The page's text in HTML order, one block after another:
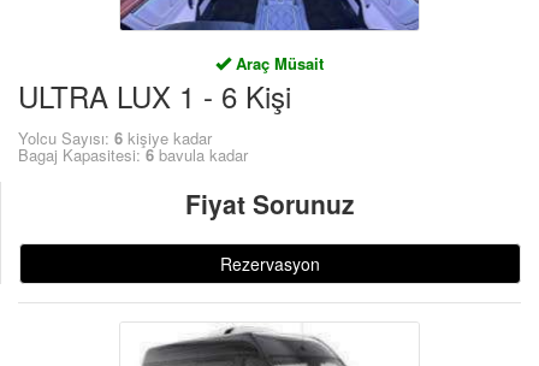
Araç Müsait
ULTRA LUX 1 - 6 Kişi
Yolcu Sayısı: 6 kişiye kadar
Bagaj Kapasitesi:6bavula kadar
Fiyat Sorunuz
Rezervasyon